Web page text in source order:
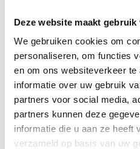
Deze website maakt gebruik
We gebruiken cookies om
personaliseren, om functies
en om ons websiteverkeer
informatie over uw gebruik
partners voor social media,
partners kunnen deze
informatie die u aan ze heeft
verzameld op basis van uw
Transparantie in
marktomstandigheden,
scheppen en duidelijk
verloopt. Klanten
communiceert over
verrassingen plaatst.
Lokale expertise
kennis van de buurt,
marktontwikkelingen.